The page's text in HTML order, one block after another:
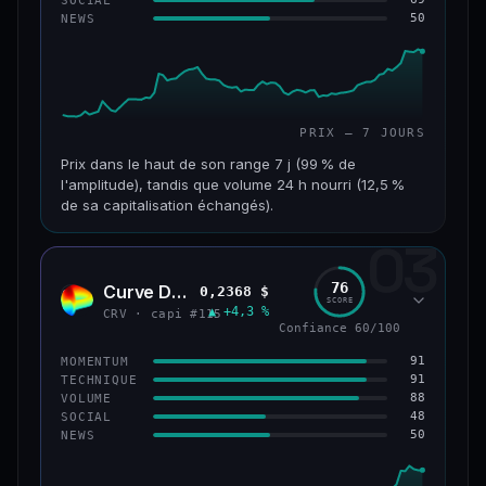
CONFIANCE 61/100
NEWS 50
PRIX — 7 JOURS
Prix dans le haut de son range 7 j (99 % de
l'amplitude), tandis que volume 24 h nourri (12,5 %
de sa capitalisation échangés).
CAP. MARCHÉ VOLUME 24 H
VAR. 7 J VAR. 30 J
+82,3 %
VS ATH
−69,6 % #65
CONFIANCE 66/100
03
CRV Curve DAO
CRV · capi #115
0,2368 $
▲ +4,3 %
76
SCORE
Confiance 60/100
MOMENTUM 91
TECHNIQUE 91
VOLUME 88
SOCIAL 48
NEWS 50